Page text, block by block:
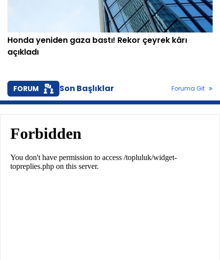
Honda yeniden gaza bastı! Rekor çeyrek kârı
açıkladı
FORUM Son Başlıklar Foruma Git